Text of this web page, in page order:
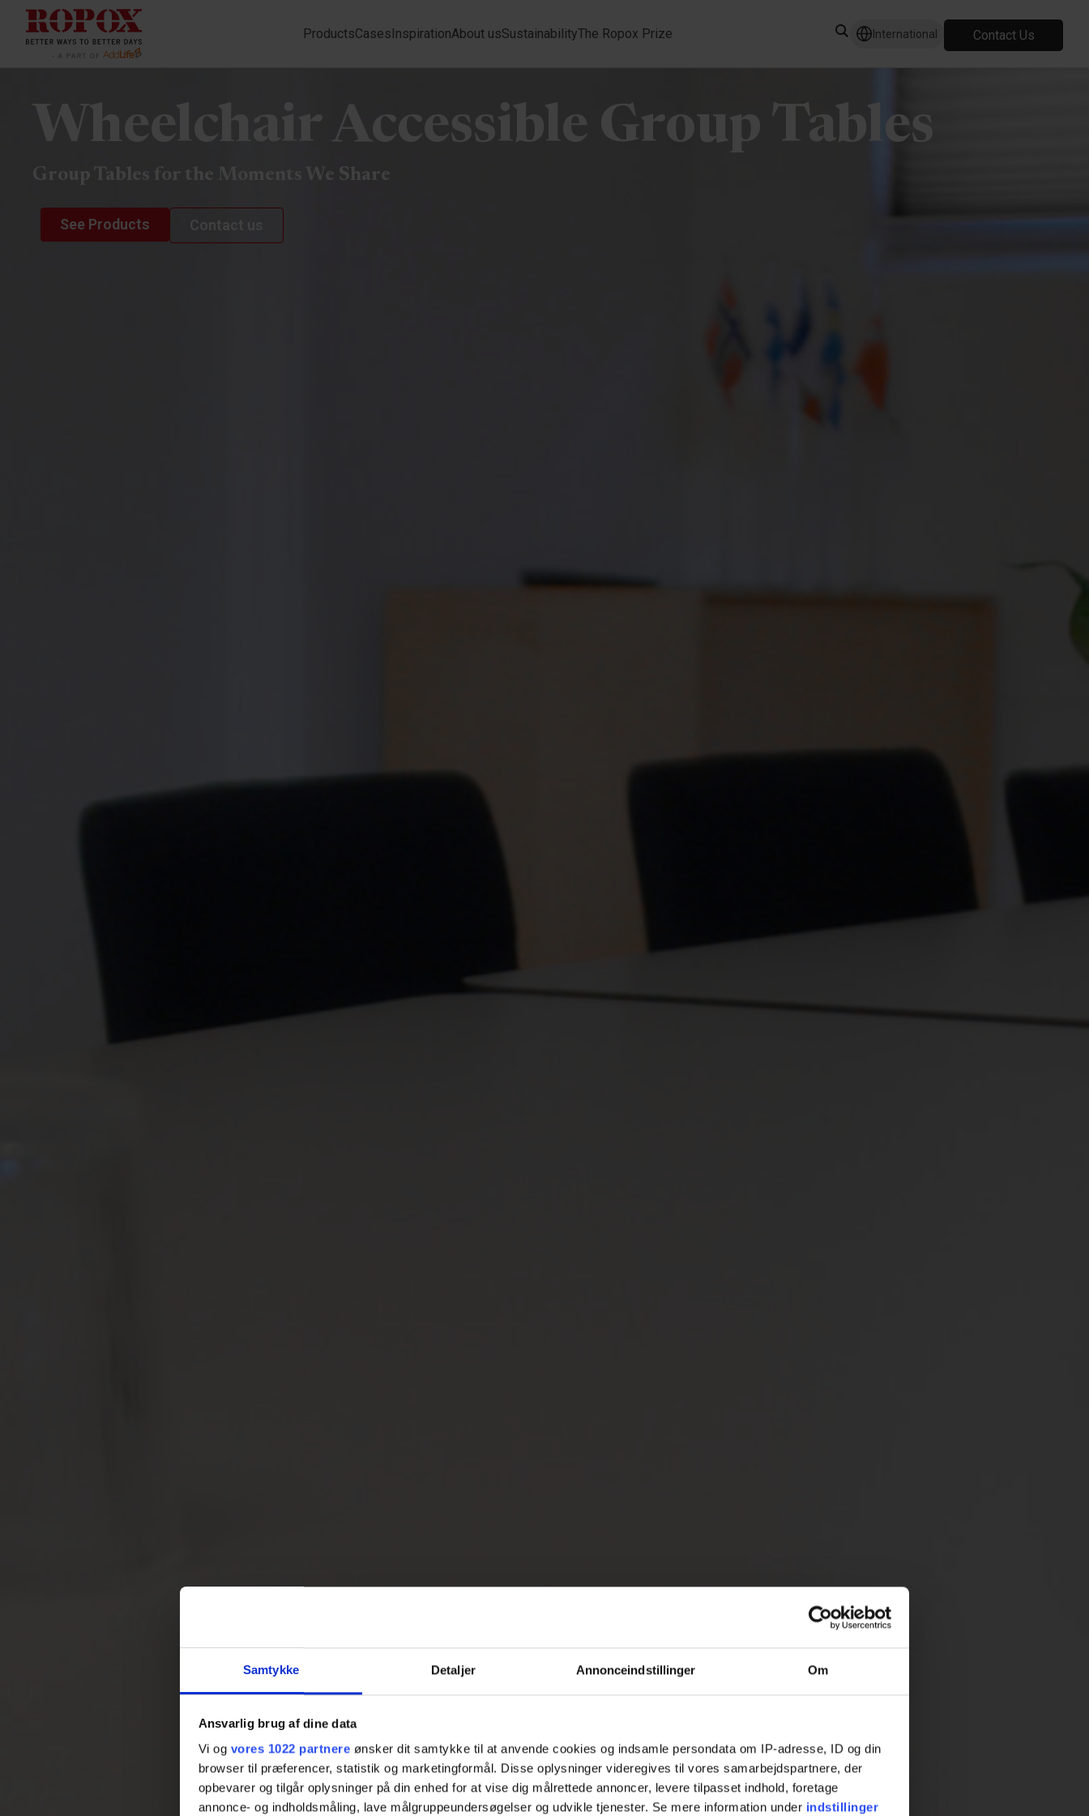
Samtykke Detaljer Annonceindstillinger Om
Ansvarlig brug af dine data
Vi og vores 1022 partnere ønsker dit samtykke til at anvende cookies og indsamle persondata om IP-adresse, ID og din
browser til præferencer, statistik og marketingformål. Disse oplysninger videregives til vores samarbejdspartnere, der
opbevarer og tilgår oplysninger på din enhed for at vise dig målrettede annoncer, levere tilpasset indhold, foretage
annonce- og indholdsmåling, lave målgruppeundersøgelser og udvikle tjenester. Se mere information under indstillinger
ProductsCasesInspirationAbout usSustainabilityThe Ropox Prize International Contact Us
Wheelchair Accessible Group Tables
Group Tables for the Moments We Share
See Products